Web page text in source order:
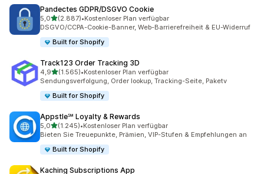
Pandectes GDPR/DSGVO Cookie
5,0von 5 Sternen
(2.887)
2887 Rezensionen insgesamt
•Kostenloser Plan verfügbar
DSGVO/CCPA-Cookie-Banner, Web-Barrierefreiheit & EU-Widerruf
Built for Shopify
Track123 Order Tracking 3D
4,9von 5 Sternen
(1.565)
1565 Rezensionen insgesamt
•Kostenloser Plan verfügbar
Sendungsverfolgung, Order lookup, Tracking-Seite, Paketv
Built for Shopify
Appstle℠ Loyalty & Rewards
5,0von 5 Sternen
(1.245)
1245 Rezensionen insgesamt
•Kostenloser Plan verfügbar
Bieten Sie Treuepunkte, Prämien, VIP-Stufen & Empfehlungen an
Built for Shopify
Kaching Subscriptions App